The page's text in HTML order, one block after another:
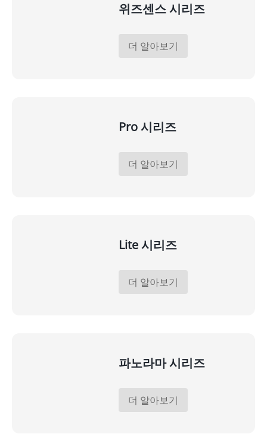
위즈센스 시리즈
더 알아보기
Pro 시리즈
더 알아보기
Lite 시리즈
더 알아보기
파노라마 시리즈
더 알아보기